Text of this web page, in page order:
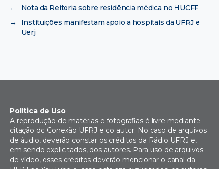
←
Nota da Reitoria sobre residência médica no HUCFF
→
Instituições manifestam apoio a hospitais da UFRJ e
Uerj
Política de Uso
A reprodução de matérias e fotografias é livre mediante
citação do Conexão UFRJ e do autor. No caso de arquivos
de áudio, deverão constar os créditos da Rádio UFRJ e,
em sendo explicitados, dos autores. Para uso de arquivos
de vídeo, esses créditos deverão mencionar o canal da